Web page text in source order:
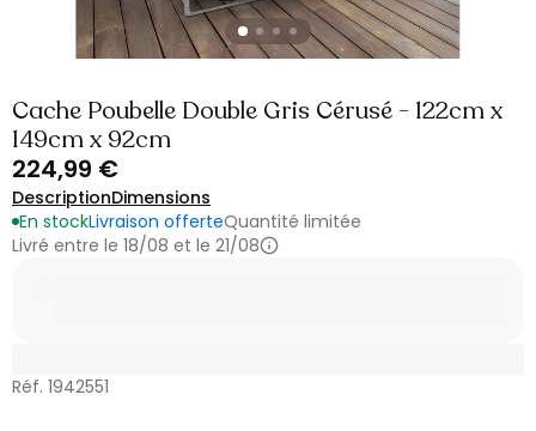
Cache Poubelle Double Gris Cérusé - 122cm x
149cm x 92cm
224,99 €
DescriptionDimensions
En stockLivraison offerteQuantité limitée
Livré entre le 18/08 et le 21/08
Réf. 1942551